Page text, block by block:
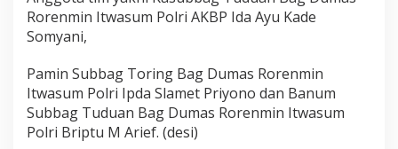
Rorenmin Itwasum Polri AKBP Ida Ayu Kade
Somyani,
Pamin Subbag Toring Bag Dumas Rorenmin
Itwasum Polri Ipda Slamet Priyono dan Banum
Subbag Tuduan Bag Dumas Rorenmin Itwasum
Polri Briptu M Arief. (desi)